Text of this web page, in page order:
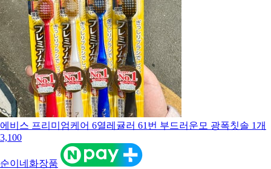
에비스 프리미엄케어 6열레귤러 61번 부드러운모 광폭칫솔 1개
3,100
순이네화장품